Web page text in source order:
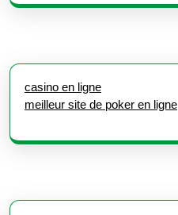
casino en ligne
meilleur site de poker en ligne